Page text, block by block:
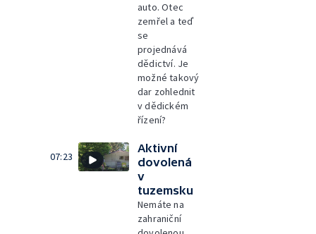
auto. Otec
zemřel a teď
se
projednává
dědictví. Je
možné takový
dar zohlednit
v dědickém
řízení?
07:23
Aktivní
dovolená
v
tuzemsku
Nemáte na
zahraniční